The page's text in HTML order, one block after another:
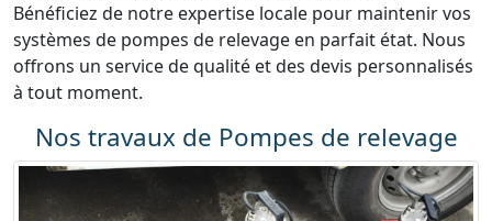
Bénéficiez de notre expertise locale pour maintenir vos
systèmes de pompes de relevage en parfait état. Nous
offrons un service de qualité et des devis personnalisés
à tout moment.
Nos travaux de Pompes de relevage